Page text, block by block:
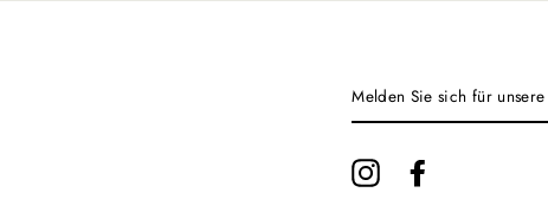
SIE
SICH
UNSERE
MAILINGLISTE
Instagram